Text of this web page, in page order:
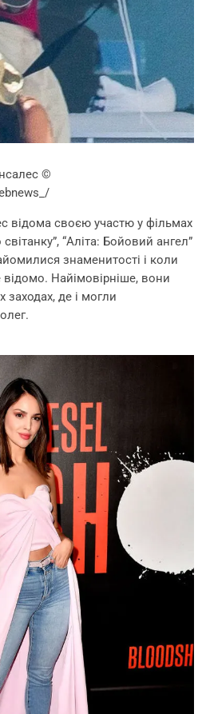
©
відома своєю участю у фільмах
“Аліта: Бойовий ангел”
знаменитості і коли
Найімовірніше, вони
заходах, де і могли